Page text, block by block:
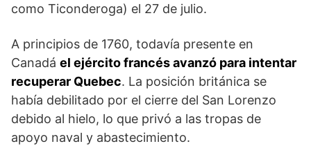
como Ticonderoga) el 27 de julio.
A principios de 1760, toda­vía presente en
Canadá el ejército francés avanzó para intentar
recuperar Quebec. La posición británica se
había debilitado por el cierre del San Lorenzo
debido al hielo, lo que privó a las tropas de
apoyo naval y abastecimiento.